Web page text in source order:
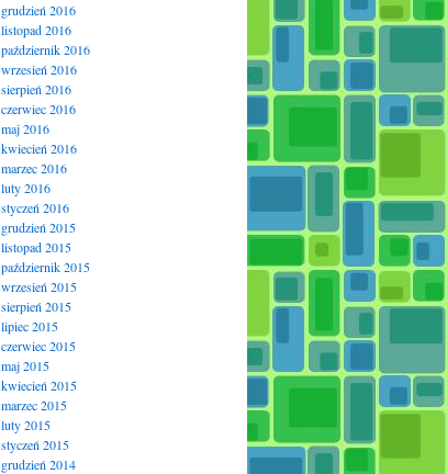
grudzień 2016
listopad 2016
październik 2016
wrzesień 2016
sierpień 2016
czerwiec 2016
maj 2016
kwiecień 2016
marzec 2016
luty 2016
styczeń 2016
grudzień 2015
listopad 2015
październik 2015
wrzesień 2015
sierpień 2015
lipiec 2015
czerwiec 2015
maj 2015
kwiecień 2015
marzec 2015
luty 2015
styczeń 2015
grudzień 2014